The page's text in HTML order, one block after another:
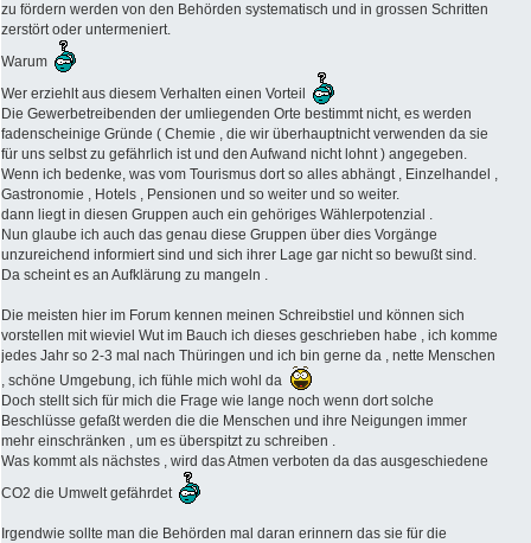
zu fördern werden von den Behörden systematisch und in grossen Schritten
zerstört oder untermeniert.
Warum
Wer erziehlt aus diesem Verhalten einen Vorteil
Die Gewerbetreibenden der umliegenden Orte bestimmt nicht, es werden
fadenscheinige Gründe ( Chemie , die wir überhauptnicht verwenden da sie
für uns selbst zu gefährlich ist und den Aufwand nicht lohnt ) angegeben.
Wenn ich bedenke, was vom Tourismus dort so alles abhängt , Einzelhandel ,
Gastronomie , Hotels , Pensionen und so weiter und so weiter.
dann liegt in diesen Gruppen auch ein gehöriges Wählerpotenzial .
Nun glaube ich auch das genau diese Gruppen über dies Vorgänge
unzureichend informiert sind und sich ihrer Lage gar nicht so bewußt sind.
Da scheint es an Aufklärung zu mangeln .
Die meisten hier im Forum kennen meinen Schreibstiel und können sich
vorstellen mit wieviel Wut im Bauch ich dieses geschrieben habe , ich komme
jedes Jahr so 2-3 mal nach Thüringen und ich bin gerne da , nette Menschen
, schöne Umgebung, ich fühle mich wohl da
Doch stellt sich für mich die Frage wie lange noch wenn dort solche
Beschlüsse gefaßt werden die die Menschen und ihre Neigungen immer
mehr einschränken , um es überspitzt zu schreiben .
Was kommt als nächstes , wird das Atmen verboten da das ausgeschiedene
CO2 die Umwelt gefährdet
Irgendwie sollte man die Behörden mal daran erinnern das sie für die